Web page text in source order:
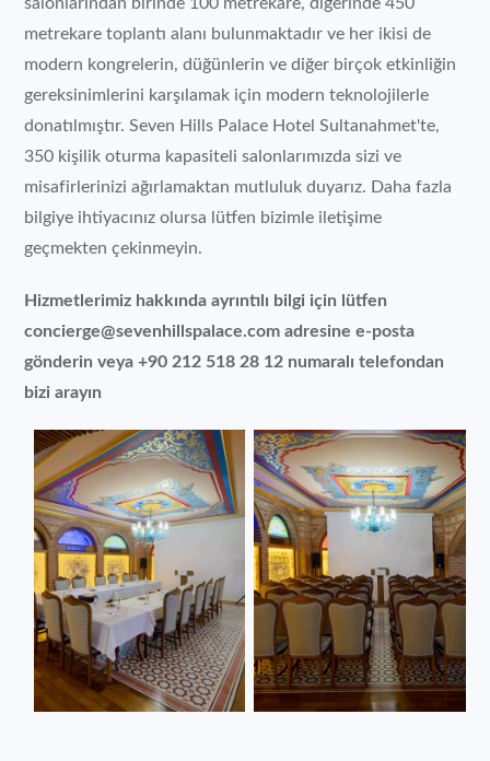
metrekare toplantı alanı bulunmaktadır ve her ikisi de
modern kongrelerin, düğünlerin ve diğer birçok etkinliğin
gereksinimlerini karşılamak için modern teknolojilerle
donatılmıştır. Seven Hills Palace Hotel Sultanahmet'te,
350 kişilik oturma kapasiteli salonlarımızda sizi ve
misafirlerinizi ağırlamaktan mutluluk duyarız. Daha fazla
bilgiye ihtiyacınız olursa lütfen bizimle iletişime
geçmekten çekinmeyin.
Hizmetlerimiz hakkında ayrıntılı bilgi için lütfen
concierge@sevenhillspalace.com adresine e-posta
gönderin veya +90 212 518 28 12 numaralı telefondan
bizi arayın